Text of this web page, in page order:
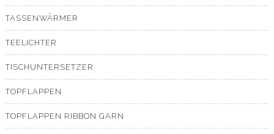
TASSENWÄRMER
TEELICHTER
TISCHUNTERSETZER
TOPFLAPPEN
TOPFLAPPEN RIBBON GARN